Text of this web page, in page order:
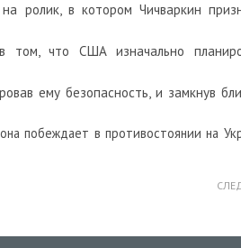
ролик, в котором Чичваркин
что США изначально
ему безопасность, и замкнув
побеждает в противостоянии на